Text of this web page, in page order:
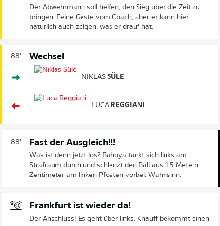
Der Abwehrmann soll helfen, den Sieg über die Zeit zu
bringen. Feine Geste vom Coach, aber er kann hier
natürlich auch zeigen, was er drauf hat.
88' Wechsel
NIKLAS SÜLE
LUCA REGGIANI
88' Fast der Ausgleich!!!
Was ist denn jetzt los? Bahoya tankt sich links am
Strafraum durch und schlenzt den Ball aus 15 Metern
Zentimeter am linken Pfosten vorbei. Wahnsinn.
Frankfurt ist wieder da!
Der Anschluss! Es geht über links. Knauff bekommt einen